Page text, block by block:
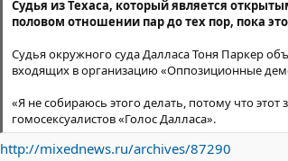
Судья из Техаса, который является
половом отношении пар до тех пор, пока
Судья окружного суда Далласа Тоня Паркер
входящих в организацию «Оппозиционные
«Я не собираюсь этого делать, потому что
гомосексуалистов «Голос Далласа».
http://mixednews.ru/archives/87290